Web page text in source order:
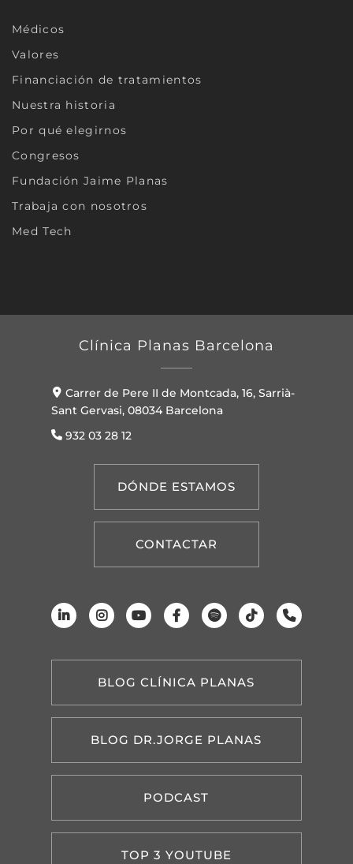
Médicos
Valores
Financiación de tratamientos
Nuestra historia
Por qué elegirnos
Congresos
Fundación Jaime Planas
Trabaja con nosotros
Med Tech
Clínica Planas Barcelona
Carrer de Pere II de Montcada, 16, Sarrià-
Sant Gervasi, 08034 Barcelona
932 03 28 12
DÓNDE ESTAMOS
CONTACTAR
BLOG CLÍNICA PLANAS
BLOG DR.JORGE PLANAS
PODCAST
TOP 3 YOUTUBE